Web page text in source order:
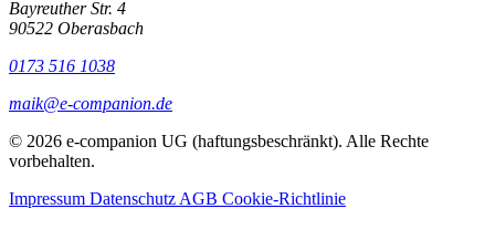
Bayreuther Str. 4
90522 Oberasbach
0173 516 1038
maik@e-companion.de
© 2026 e-companion UG (haftungsbeschränkt). Alle Rechte
vorbehalten.
Impressum Datenschutz AGB Cookie-Richtlinie